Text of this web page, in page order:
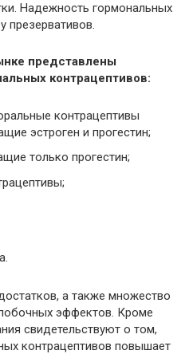
Надежность гормональных
презервативов.
представлены
контрацептивов:
контрацептивы
эстроген и прогестин;
только прогестин;
а также множество
эффектов. Кроме
свидетельствуют о том,
контрацептивов повышает